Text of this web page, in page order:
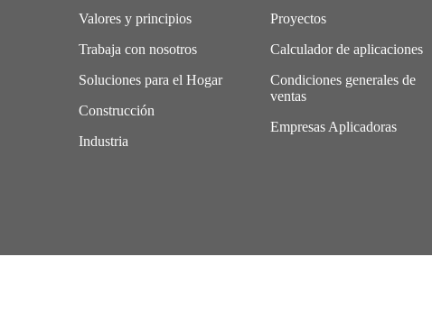
Valores y principios
Trabaja con nosotros
Soluciones para el Hogar
Construcción
Industria
Proyectos
Calculador de aplicaciones
Condiciones generales de
ventas
Empresas Aplicadoras